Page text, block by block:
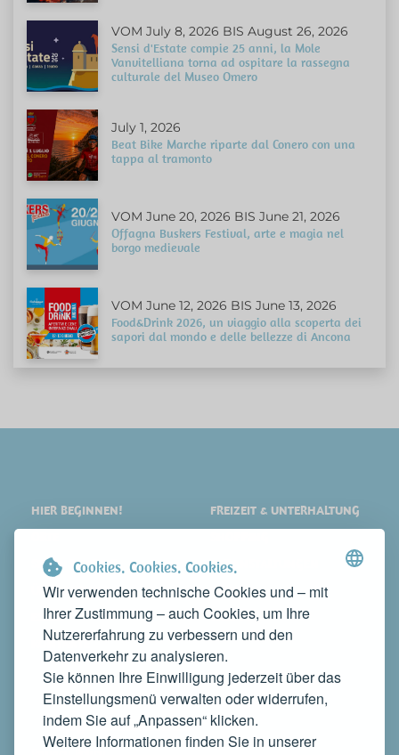
Cookies. Cookies. Cookies.
Wir verwenden technische Cookies und – mit
Ihrer Zustimmung – auch Cookies, um Ihre
Nutzererfahrung zu verbessern und den
Datenverkehr zu analysieren.
Sie können Ihre Einwilligung jederzeit über das
Einstellungsmenü verwalten oder widerrufen,
indem Sie auf „Anpassen“ klicken.
Weitere Informationen finden Sie in unserer
VOM July 8, 2026 BIS August 26, 2026
Sensi d'Estate compie 25 anni, la Mole
Vanvitelliana torna ad ospitare la rassegna
culturale del Museo Omero
July 1, 2026
Beat Bike Marche riparte dal Conero con una
tappa al tramonto
VOM June 20, 2026 BIS June 21, 2026
Offagna Buskers Festival, arte e magia nel
borgo medievale
VOM June 12, 2026 BIS June 13, 2026
Food&Drink 2026, un viaggio alla scoperta dei
sapori dal mondo e delle bellezze di Ancona
HIER BEGINNEN!
SEHENSWERTES
ÜBERNACHTEN
ESSEN
FREIZEIT & UNTERHALTUNG
VERANSTALTUNGEN
NEWS
WEB TV
KONTAKTE
MACHEN SIE IHR UNTERNEHMEN BEKANNT
KONTAKTIEREN SIE UNS, UM ES AUF DIESER WEBSITE ZU
PRÄSENTIEREN
info@rivieradelconero.tv